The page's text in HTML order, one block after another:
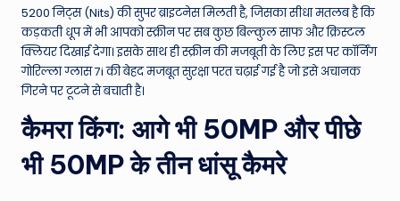
5200 निट्स (Nits) की सुपर ब्राइटनेस मिलती है, जिसका सीधा मतलब है कि
कड़कती धूप में भी आपको स्क्रीन पर सब कुछ बिल्कुल साफ और क्रिस्टल
क्लियर दिखाई देगा। इसके साथ ही स्क्रीन की मजबूती के लिए इस पर कॉर्निंग
गोरिल्ला ग्लास 7i की बेहद मजबूत सुरक्षा परत चढ़ाई गई है जो इसे अचानक
गिरने पर टूटने से बचाती है।
कैमरा किंग: आगे भी 50MP और पीछे
भी 50MP के तीन धांसू कैमरे